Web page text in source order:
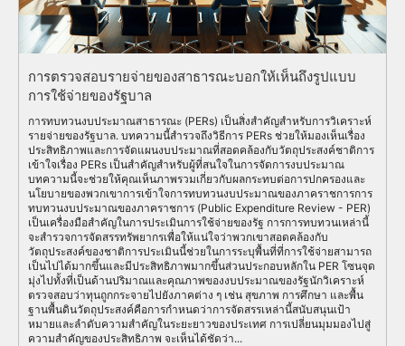
การตรวจสอบรายจ่ายของสาธารณะบอกให้เห็นถึงรูปแบบ
การใช้จ่ายของรัฐบาล
การทบทวนงบประมาณสาธารณะ (PERs) เป็นสิ่งสำคัญสำหรับการวิเคราะห์
รายจ่ายของรัฐบาล. บทความนี้สำรวจถึงวิธีการ PERs ช่วยให้มองเห็นเรื่อง
ประสิทธิภาพและการจัดแผนงบประมาณที่สอดคล้องกับวัตถุประสงค์ชาติการ
เข้าใจเรื่อง PERs เป็นสำคัญสำหรับผู้ที่สนใจในการจัดการงบประมาณ
บทความนี้จะช่วยให้คุณเห็นภาพรวมเกี่ยวกับผลกระทบต่อการปกครองและ
นโยบายของพวกเขาการเข้าใจการทบทวนงบประมาณของภาคราชการการ
ทบทวนงบประมาณของภาคราชการ (Public Expenditure Review - PER)
เป็นเครื่องมือสำคัญในการประเมินการใช้จ่ายของรัฐ การการทบทวนเหล่านี้
จะสำรวจการจัดสรรทรัพยากรเพื่อให้แน่ใจว่าพวกเขาสอดคล้องกับ
วัตถุประสงค์ของชาติการประเมินนี้ช่วยในการระบุพื้นที่ที่การใช้จ่ายสามารถ
เป็นไปได้มากขึ้นและมีประสิทธิภาพมากขึ้นส่วนประกอบหลักใน PER โซนจุด
มุ่งไปทั้งที่เป็นด้านปริมาณและคุณภาพของงบประมาณของรัฐนักวิเคราะห์
ตรวจสอบว่าทุนถูกกระจายไปยังภาคต่าง ๆ เช่น สุขภาพ การศึกษา และพื้น
ฐานพื้นดินวัตถุประสงค์คือการกำหนดว่าการจัดสรรเหล่านี้สนับสนุนเป้า
หมายและลำดับความสำคัญในระยะยาวของประเทศ การเปลี่ยนมุมมองไปสู่
ความสำคัญของประสิทธิภาพ จะเห็นได้ชัดว่า...